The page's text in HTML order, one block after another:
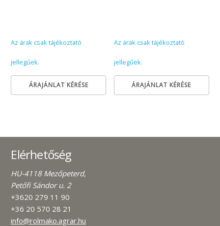
Az árak csak tájékoztató
jellegűek.
ÁRAJÁNLAT KÉRÉSE
Az árak csak tájékoztató
jellegűek.
ÁRAJÁNLAT KÉRÉSE
Elérhetőség
HU-4118 Mezőpeterd,
Petőfi Sándor u. 2
+3620 279 11 90
+36 20 570 28 21
info@rolmako.agrar.hu